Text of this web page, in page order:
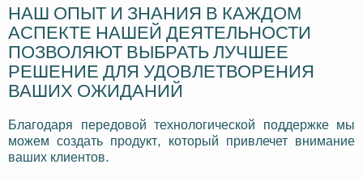
НАШ ОПЫТ И ЗНАНИЯ В КАЖДОМ
АСПЕКТЕ НАШЕЙ ДЕЯТЕЛЬНОСТИ
ПОЗВОЛЯЮТ ВЫБРАТЬ ЛУЧШЕЕ
РЕШЕНИЕ ДЛЯ УДОВЛЕТВОРЕНИЯ
ВАШИХ ОЖИДАНИЙ
Благодаря передовой технологической поддержке мы
можем создать продукт, который привлечет внимание
ваших клиентов.